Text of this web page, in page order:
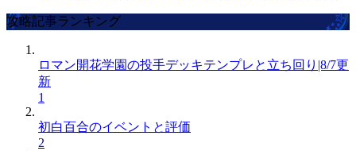
攻略記事ランキング
ロマン開花学園の投手デッキテンプレと立ち回り|8/7更
新
1
初白百合のイベントと評価
2